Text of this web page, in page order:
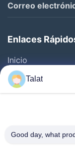
Correo
Enlaces
Inicio
Productos
Sobre Nosotros
Control De
Talat
Good day, what